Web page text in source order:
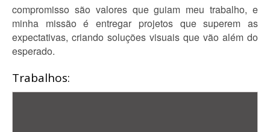
compromisso são valores que guiam meu trabalho, e
minha missão é entregar projetos que superem as
expectativas, criando soluções visuais que vão além do
esperado.
Trabalhos: